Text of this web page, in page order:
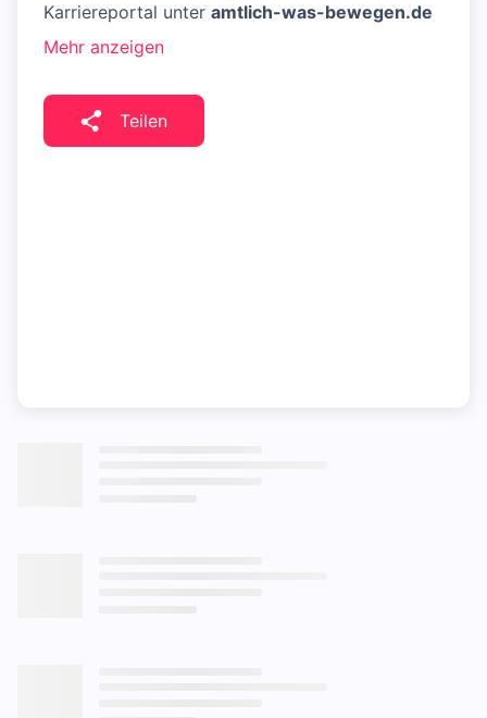
Karriereportal unter amtlich-was-bewegen.de
Mehr anzeigen
Teilen